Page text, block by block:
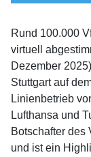
Rund 100.000
virtuell
Dezember
Stuttgart auf
Linienbetrieb
Lufthansa und
Botschafter des
und ist ein